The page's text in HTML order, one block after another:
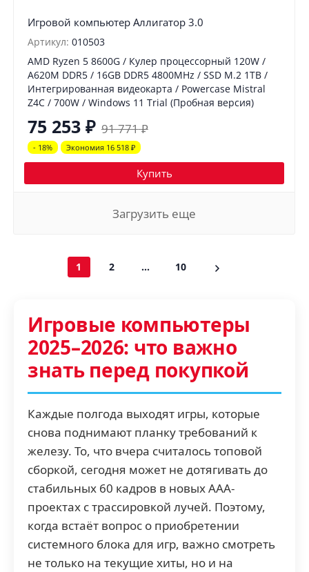
Игровой компьютер Аллигатор 3.0
Артикул: 010503
AMD Ryzen 5 8600G / Кулер процессорный 120W /
A620M DDR5 / 16GB DDR5 4800MHz / SSD M.2 1TB /
Интегрированная видеокарта / Powercase Mistral
Z4C / 700W / Windows 11 Trial (Пробная версия)
75 253 ₽ 91 771₽
- 18% Экономия 16 518 ₽
Купить
Загрузить еще
1 2 ... 10
Игровые компьютеры
2025–2026: что важно
знать перед покупкой
Каждые полгода выходят игры, которые
снова поднимают планку требований к
железу. То, что вчера считалось топовой
сборкой, сегодня может не дотягивать до
стабильных 60 кадров в новых ААА-
проектах с трассировкой лучей. Поэтому,
когда встаёт вопрос о приобретении
системного блока для игр, важно смотреть
не только на текущие хиты, но и на